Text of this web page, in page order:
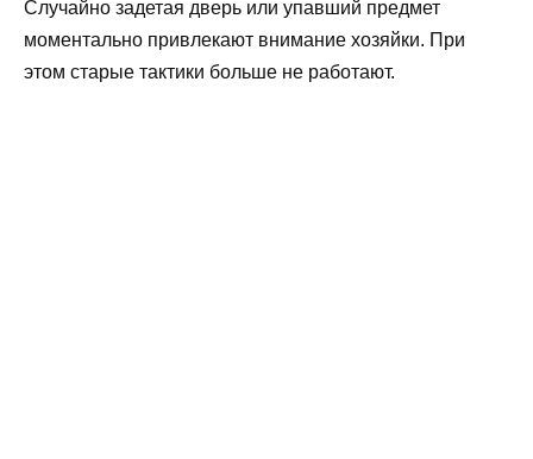
Случайно задетая дверь или упавший предмет
моментально привлекают внимание хозяйки. При
этом старые тактики больше не работают.